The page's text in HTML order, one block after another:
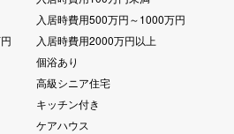
入居時費用500万円～1000万円
入居時費用2000万円以上
個浴あり
高級シニア住宅
キッチン付き
ケアハウス